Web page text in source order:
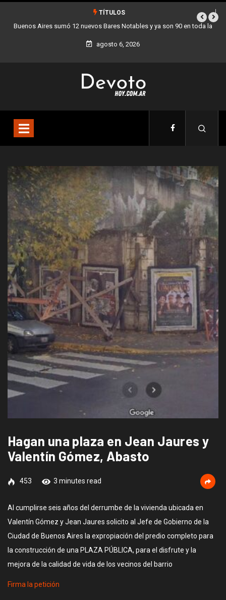
TÍTULOS
la Los stands móviles de la Ciudad llegan esta semana a Villa
agosto 6, 2026
Hagan una plaza en Jean Jaures y
Valentín Gómez, Abasto
453 3 minutes read
Al cumplirse seis años del derrumbe de la vivienda ubicada en
Valentín Gómez y Jean Jaures solicito al Jefe de Gobierno de la
Ciudad de Buenos Aires la expropiación del predio completo para
la construcción de una PLAZA PÚBLICA, para el disfrute y la
mejora de la calidad de vida de los vecinos del barrio
Firma la petición